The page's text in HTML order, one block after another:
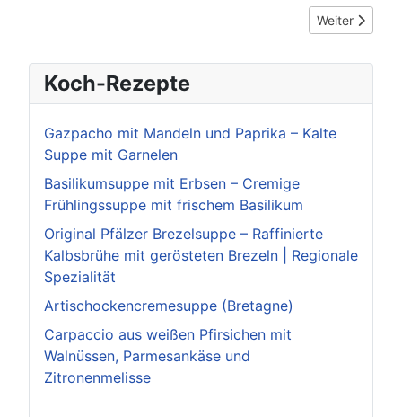
Nächster
Weiter
Koch-Rezepte
Gazpacho mit Mandeln und Paprika – Kalte
Suppe mit Garnelen
Basilikumsuppe mit Erbsen – Cremige
Frühlingssuppe mit frischem Basilikum
Original Pfälzer Brezelsuppe – Raffinierte
Kalbsbrühe mit gerösteten Brezeln | Regionale
Spezialität
Artischockencremesuppe (Bretagne)
Carpaccio aus weißen Pfirsichen mit
Walnüssen, Parmesankäse und
Zitronenmelisse